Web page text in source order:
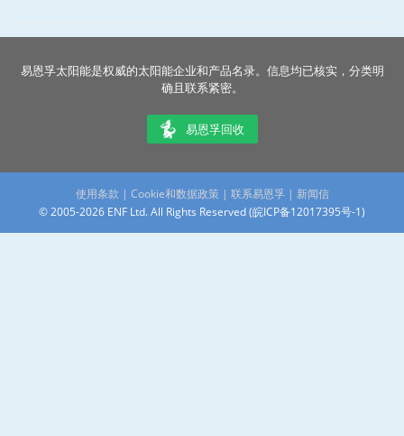
易恩孚太阳能是权威的太阳能企业和产品名录。信息均已核实，分类明
确且联系紧密。
易恩孚回收
使用条款 | Cookie和数据政策| 联系易恩孚 | 新闻信
© 2005-2026 ENF Ltd. All Rights Reserved (皖ICP备12017395号-1)